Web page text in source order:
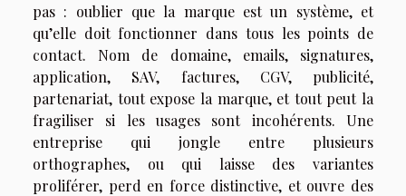
pas : oublier que la marque est un système, et
qu’elle doit fonctionner dans tous les points de
contact. Nom de domaine, emails, signatures,
application, SAV, factures, CGV, publicité,
partenariat, tout expose la marque, et tout peut la
fragiliser si les usages sont incohérents. Une
entreprise qui jongle entre plusieurs
orthographes, ou qui laisse des variantes
proliférer, perd en force distinctive, et ouvre des